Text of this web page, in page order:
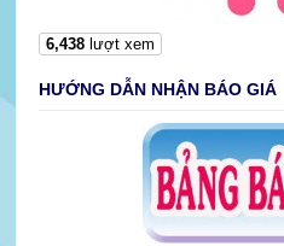
6,438lượt xem
HƯỚNG DẪN NHẬN BÁO GIÁ